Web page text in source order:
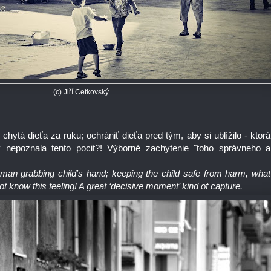
(c) Jiří Cetkovský
dieťa za ruku; ochrániť dieťa pred tým, aby si ublížilo - ktorá
tento pocit?! Výborné zachytenie "toho správneho a
grabbing child's hand; keeping the child safe from harm, what
know this feeling! A great ‘decisive moment’ kind of capture.